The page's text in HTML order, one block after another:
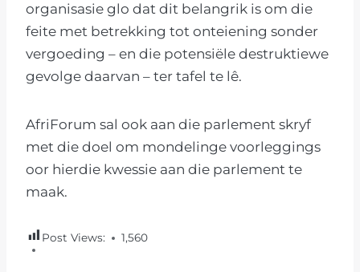
organisasie glo dat dit belangrik is om die
feite met betrekking tot onteiening sonder
vergoeding – en die potensiële destruktiewe
gevolge daarvan – ter tafel te lê.
AfriForum sal ook aan die parlement skryf
met die doel om mondelinge voorleggings
oor hierdie kwessie aan die parlement te
maak.
Post Views: 1,560